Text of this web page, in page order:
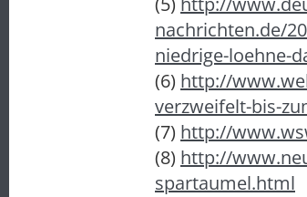
nachrichten.de/
niedrige-loehne-
(6) http://
verzweifelt-bis-
(7) http://
(8) http://
spartaumel.html